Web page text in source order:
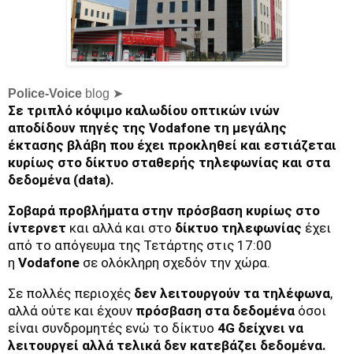
Police-Voice blog ➤
Σε τριπλό κόψιμο καλωδίου οπτικών ινών
αποδίδουν πηγές της Vodafone τη μεγάλης
έκτασης βλάβη που έχει προκληθεί και εστιάζεται
κυρίως στο δίκτυο σταθερής τηλεφωνίας και στα
δεδομένα (data).
Σοβαρά προβλήματα στην πρόσβαση κυρίως στο
ίντερνετ και αλλά και στο δίκτυο τηλεφωνίας έχει
από το απόγευμα της Τετάρτης στις 17:00
η Vodafone σε ολόκληρη σχεδόν την χώρα.
Σε πολλές περιοχές δεν λειτουργούν τα τηλέφωνα,
αλλά ούτε και έχουν πρόσβαση στα δεδομένα όσοι
είναι συνδρομητές ενώ το δίκτυο 4G δείχνει να
λειτουργεί αλλά τελικά δεν κατεβάζει δεδομένα.